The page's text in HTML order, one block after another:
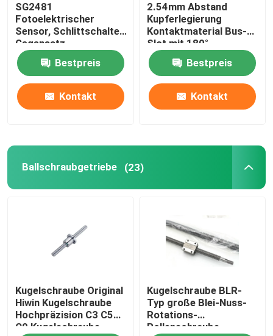
SG2481
Fotoelektrischer
Sensor, Schlittschalter,
Gegensatz-
Fotoelektrischer
Induktor, Infrarot-
Induktionsschalter
Bestpreis
Kontakt
2.54mm Abstand
Kupferlegierung
Kontaktmaterial Bus-
Slot mit 180°
gebogenen Fuß Gold
Finger Socket
Bestpreis
Kontakt
Ballschraubgetriebe (23)
Kugelschraube Original
Hiwin Kugelschraube
Hochpräzision C3 C5
C0 Kugelschraube
Kugelschraube BLR-
Typ große Blei-Nuss-
Rotations-
Rollenschraube,